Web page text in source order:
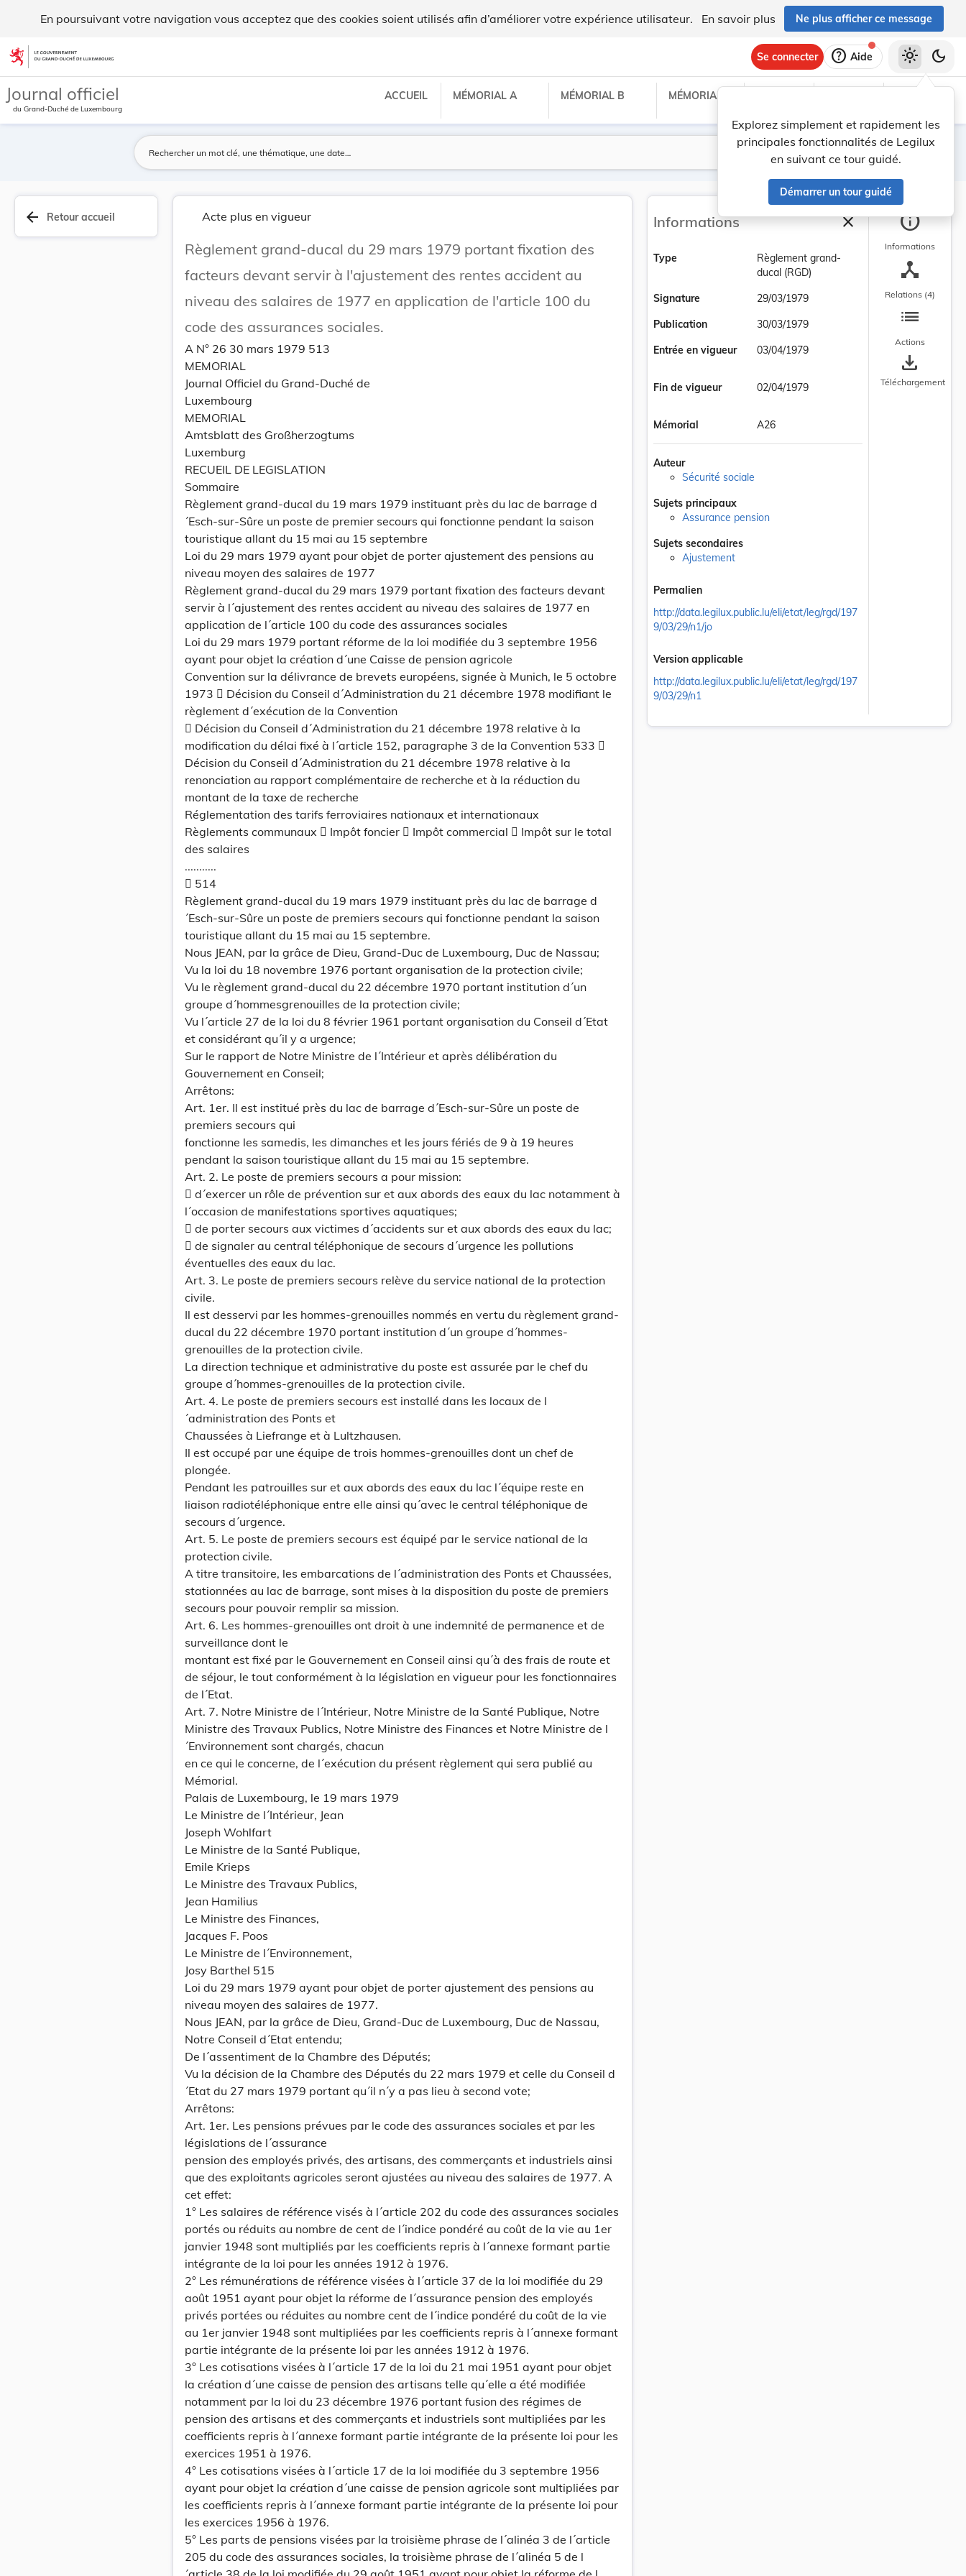
En poursuivant votre navigation vous acceptez que des cookies soient utilisés afin d’améliorer votre expérience utilisateur. En savoir plus Ne plus afficher ce message
Aller au contenu
Se connecter help Aide
Explorez simplement et rapidement les
principales fonctionnalités de Legilux
en suivant ce tour guidé.
Démarrer un tour guidé
light_mode dark_mode
Journal officiel
du Grand-Duché de Luxembourg
ACCUEIL MÉMORIAL A MÉMORIAL B MÉMORIAL C
Lancer la recherche
Filtres
arrow_back Retour accueil Acte plus en vigueur
Règlement grand-ducal du 29 mars 1979 portant fixation des
facteurs devant servir à l'ajustement des rentes accident au
niveau des salaires de 1977 en application de l'article 100 du
code des assurances sociales.
A N° 26 30 mars 1979 513
MEMORIAL
Journal Officiel du Grand-Duché de
Luxembourg
MEMORIAL
Amtsblatt des Großherzogtums
Luxemburg
RECUEIL DE LEGISLATION
Sommaire
Règlement grand-ducal du 19 mars 1979 instituant près du lac de barrage d
´Esch-sur-Sûre un poste de premier secours qui fonctionne pendant la saison
touristique allant du 15 mai au 15 septembre
Loi du 29 mars 1979 ayant pour objet de porter ajustement des pensions au
niveau moyen des salaires de 1977
Règlement grand-ducal du 29 mars 1979 portant fixation des facteurs devant
servir à l´ajustement des rentes accident au niveau des salaires de 1977 en
application de l´article 100 du code des assurances sociales
Loi du 29 mars 1979 portant réforme de la loi modifiée du 3 septembre 1956
ayant pour objet la création d´une Caisse de pension agricole
Convention sur la délivrance de brevets européens, signée à Munich, le 5 octobre
1973  Décision du Conseil d´Administration du 21 décembre 1978 modifiant le
règlement d´exécution de la Convention
 Décision du Conseil d´Administration du 21 décembre 1978 relative à la
modification du délai fixé à l´article 152, paragraphe 3 de la Convention 533 
Décision du Conseil d´Administration du 21 décembre 1978 relative à la
renonciation au rapport complémentaire de recherche et à la réduction du
montant de la taxe de recherche
Réglementation des tarifs ferroviaires nationaux et internationaux
Règlements communaux  Impôt foncier  Impôt commercial  Impôt sur le total
des salaires
...........
 514
Règlement grand-ducal du 19 mars 1979 instituant près du lac de barrage d
´Esch-sur-Sûre un poste de premiers secours qui fonctionne pendant la saison
touristique allant du 15 mai au 15 septembre.
Nous JEAN, par la grâce de Dieu, Grand-Duc de Luxembourg, Duc de Nassau;
Vu la loi du 18 novembre 1976 portant organisation de la protection civile;
Vu le règlement grand-ducal du 22 décembre 1970 portant institution d´un
groupe d´hommesgrenouilles de la protection civile;
Vu l´article 27 de la loi du 8 février 1961 portant organisation du Conseil d´Etat
et considérant qu´il y a urgence;
Sur le rapport de Notre Ministre de l´Intérieur et après délibération du
Gouvernement en Conseil;
Arrêtons:
Art. 1er. Il est institué près du lac de barrage d´Esch-sur-Sûre un poste de
premiers secours qui
fonctionne les samedis, les dimanches et les jours fériés de 9 à 19 heures
pendant la saison touristique allant du 15 mai au 15 septembre.
Art. 2. Le poste de premiers secours a pour mission:
 d´exercer un rôle de prévention sur et aux abords des eaux du lac notamment à
l´occasion de manifestations sportives aquatiques;
 de porter secours aux victimes d´accidents sur et aux abords des eaux du lac;
 de signaler au central téléphonique de secours d´urgence les pollutions
éventuelles des eaux du lac.
Art. 3. Le poste de premiers secours relève du service national de la protection
civile.
Il est desservi par les hommes-grenouilles nommés en vertu du règlement grand-
ducal du 22 décembre 1970 portant institution d´un groupe d´hommes-
grenouilles de la protection civile.
La direction technique et administrative du poste est assurée par le chef du
groupe d´hommes-grenouilles de la protection civile.
Art. 4. Le poste de premiers secours est installé dans les locaux de l
´administration des Ponts et
Chaussées à Liefrange et à Lultzhausen.
Il est occupé par une équipe de trois hommes-grenouilles dont un chef de
plongée.
Pendant les patrouilles sur et aux abords des eaux du lac l´équipe reste en
liaison radiotéléphonique entre elle ainsi qu´avec le central téléphonique de
secours d´urgence.
Art. 5. Le poste de premiers secours est équipé par le service national de la
protection civile.
A titre transitoire, les embarcations de l´administration des Ponts et Chaussées,
stationnées au lac de barrage, sont mises à la disposition du poste de premiers
secours pour pouvoir remplir sa mission.
Art. 6. Les hommes-grenouilles ont droit à une indemnité de permanence et de
surveillance dont le
montant est fixé par le Gouvernement en Conseil ainsi qu´à des frais de route et
de séjour, le tout conformément à la législation en vigueur pour les fonctionnaires
de l´Etat.
Art. 7. Notre Ministre de l´Intérieur, Notre Ministre de la Santé Publique, Notre
Ministre des Travaux Publics, Notre Ministre des Finances et Notre Ministre de l
´Environnement sont chargés, chacun
en ce qui le concerne, de l´exécution du présent règlement qui sera publié au
Mémorial.
Palais de Luxembourg, le 19 mars 1979
Le Ministre de l´Intérieur, Jean
Joseph Wohlfart
Le Ministre de la Santé Publique,
Emile Krieps
Le Ministre des Travaux Publics,
Jean Hamilius
Le Ministre des Finances,
Jacques F. Poos
Le Ministre de l´Environnement,
Josy Barthel 515
Loi du 29 mars 1979 ayant pour objet de porter ajustement des pensions au
niveau moyen des salaires de 1977.
Nous JEAN, par la grâce de Dieu, Grand-Duc de Luxembourg, Duc de Nassau,
Notre Conseil d´Etat entendu;
De l´assentiment de la Chambre des Députés;
Vu la décision de la Chambre des Députés du 22 mars 1979 et celle du Conseil d
´Etat du 27 mars 1979 portant qu´il n´y a pas lieu à second vote;
Arrêtons:
Art. 1er. Les pensions prévues par le code des assurances sociales et par les
législations de l´assurance
pension des employés privés, des artisans, des commerçants et industriels ainsi
que des exploitants agricoles seront ajustées au niveau des salaires de 1977. A
cet effet:
1° Les salaires de référence visés à l´article 202 du code des assurances sociales
portés ou réduits au nombre de cent de l´indice pondéré au coût de la vie au 1er
janvier 1948 sont multipliés par les coefficients repris à l´annexe formant partie
intégrante de la loi pour les années 1912 à 1976.
2° Les rémunérations de référence visées à l´article 37 de la loi modifiée du 29
août 1951 ayant pour objet la réforme de l´assurance pension des employés
privés portées ou réduites au nombre cent de l´indice pondéré du coût de la vie
au 1er janvier 1948 sont multipliées par les coefficients repris à l´annexe formant
partie intégrante de la présente loi par les années 1912 à 1976.
3° Les cotisations visées à l´article 17 de la loi du 21 mai 1951 ayant pour objet
la création d´une caisse de pension des artisans telle qu´elle a été modifiée
notamment par la loi du 23 décembre 1976 portant fusion des régimes de
pension des artisans et des commerçants et industriels sont multipliées par les
coefficients repris à l´annexe formant partie intégrante de la présente loi pour les
exercices 1951 à 1976.
4° Les cotisations visées à l´article 17 de la loi modifiée du 3 septembre 1956
ayant pour objet la création d´une caisse de pension agricole sont multipliées par
les coefficients repris à l´annexe formant partie intégrante de la présente loi pour
les exercices 1956 à 1976.
5° Les parts de pensions visées par la troisième phrase de l´alinéa 3 de l´article
205 du code des assurances sociales, la troisième phrase de l´alinéa 5 de l
Informations closeFermer la barre
Type
Règlement grand-
ducal (RGD)
Signature
29/03/1979
Publication
30/03/1979
Entrée en vigueur
03/04/1979
Fin de vigueur 02/04/1979
Mémorial A26
Auteur
Sécurité sociale
Sujets principaux
Assurance pension
Sujets secondaires
Ajustement
Permalien
http://data.legilux.public.lu/eli/etat/leg/rgd/197
9/03/29/n1/jo
Version applicable
http://data.legilux.public.lu/eli/etat/leg/rgd/197
9/03/29/n1
info
Informations
device_hub
Relations (4)
list
Actions
save_alt
Téléchargement